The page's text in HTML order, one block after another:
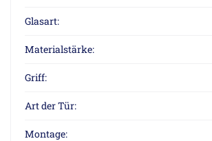
Glasart:
Materialstärke:
Griff:
Art der Tür:
Montage: